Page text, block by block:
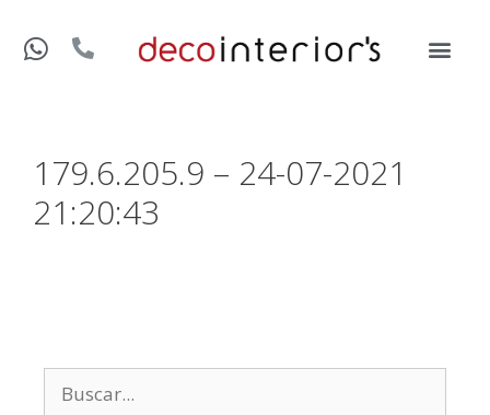
179.6.205.9 – 24-07-2021
21:20:43